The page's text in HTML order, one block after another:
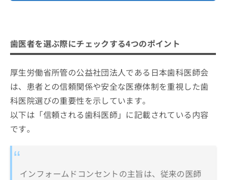
歯医者を選ぶ際にチェックする4つのポイント
厚生労働省所管の公益社団法人である日本歯科医師会
は、患者との信頼関係や安全な医療体制を重視した歯
科医院選びの重要性を示しています。
以下は「信頼される歯科医師」に記載されている内容
です。
インフォームドコンセントの主旨は、従来の医師